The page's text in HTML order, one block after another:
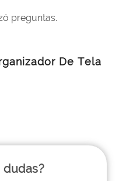
preguntas.
De Tela
dudas?